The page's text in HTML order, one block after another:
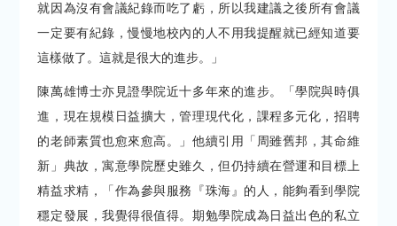
就因為沒有會議紀錄而吃了虧，所以我建議之後所有會議
一定要有紀錄，慢慢地校內的人不用我提醒就已經知道要
這樣做了。這就是很大的進步。」
陳萬雄博士亦見證學院近十多年來的進步。「學院與時俱
進，現在規模日益擴大，管理現代化，課程多元化，招聘
的老師素質也愈來愈高。」他續引用「周雖舊邦，其命維
新」典故，寓意學院歷史雖久，但仍持續在營運和目標上
精益求精，「作為參與服務『珠海』的人，能夠看到學院
穩定發展，我覺得很值得。期勉學院成為日益出色的私立